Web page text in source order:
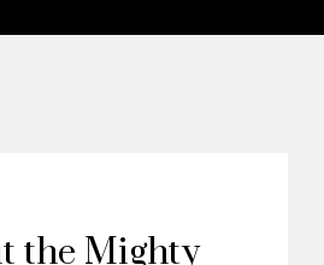
the Mighty